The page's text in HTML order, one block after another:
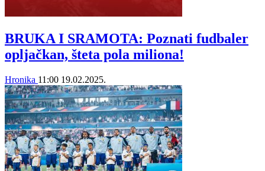
BRUKA I SRAMOTA: Poznati fudbaler
opljačkan, šteta pola miliona!
Hronika 11:00 19.02.2025.